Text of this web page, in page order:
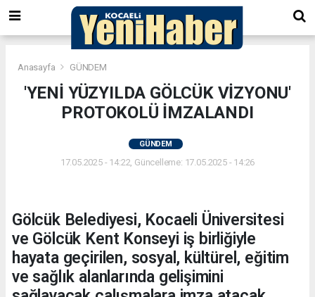
Anasayfa GÜNDEM
'YENİ YÜZYILDA GÖLCÜK VİZYONU'
PROTOKOLÜ İMZALANDI
GÜNDEM
17.05.2025 - 14:22, Güncelleme: 17.05.2025 - 14:26
Gölcük Belediyesi, Kocaeli Üniversitesi
ve Gölcük Kent Konseyi iş birliğiyle
hayata geçirilen, sosyal, kültürel, eğitim
ve sağlık alanlarında gelişimini